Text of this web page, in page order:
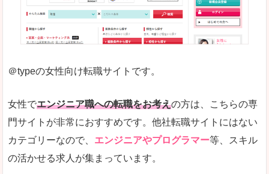
雇用形態にもよりますが、給与額に幅があります。
詳しい説明
希望する職種の平均時給がすぐにわかるので、給
また、他社転職サイトにはない日払いや週払いと
新着案件が続々とアップされるので、転職を急い
＠typeの女性向け転職サイトです。
女性でエンジニア職への転職をお考えの方は、こちらの専
門サイトが非常におすすめです。他社転職サイトにはない
カテゴリーなので、 エンジニアやプログラマー等、スキル
の活かせる求人が集まっています。